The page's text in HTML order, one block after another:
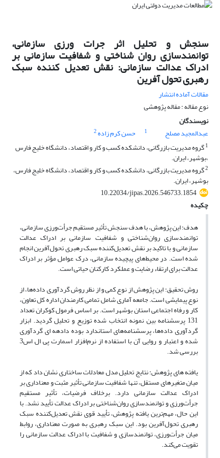
سنجش و تحلیل اثر جرات ورزی سازمانی،
توانمندسازی روان شناختی و شفافیت سازمانی بر
ادراک عدالت سازمانی: نقش تعدیل کننده سبک
رهبری تحول آفرین
مقالات آماده انتشار
نوع مقاله : مقاله پژوهشی
نویسندگان
عبدالمجید مصلح
1 حسن کرم زاده2
1گروه مدیریت بازرگانی، دانشکده کسب و کار و اقتصاد، دانشگاه خلیج فارس
،بوشهر، ایران.
2گروه مدیریت بازرگانی، دانشکده کسب و کار و اقتصاد، دانشگاه خلیج فارس،
بوشهر، ایران.
10.22034/jipas.2026.546733.1854
چکیده
هدف: این پژوهش، با هدف سنجش تأثیر مستقیم جرأت‌ورزی سازمانی،
توانمندسازی روان‌شناختی و شفافیت سازمانی بر ادراک عدالت
سازمانی و با تاکید بر نقش تعدیل‌کننده سبک رهبری تحول‌آفرین انجام
شده است. در محیط‌های پیچیده سازمانی، درک عوامل مؤثر بر ادراک
عدالت برای ارتقاء رضایت و عملکرد کارکنان حیاتی است.
روش تحقیق: این پژوهش از نوع کمی و از نظر روش گردآوری داده‌ها، از
نوع پیمایشی است. جامعه آماری شامل تمامی کارمندان اداره کل تعاون،
کار و رفاه اجتماعی استان بوشهر است. بر اساس فرمول کوکران تعداد
131 پرسشنامه بین نمونه انتخاب شده توزیع و تحلیل گردید. ابزار
گردآوری داده‌ها، پرسشنامه‌های استاندارد بوده دادهه ای گردآوری
شده و اعتبار و روایی آن با استفاده از نرم‌افزار اسمارت پی ال اس3
بررسی شد.
یافته های پژوهش: نتایج تحلیل مدل معادلات ساختاری نشان داد که از
میان متغیرهای مستقل، تنها شفافیت سازمانی تأثیر مثبت و معناداری بر
ادراک عدالت سازمانی دارد. برخلاف فرضیات، تأثیر مستقیم
جرأت‌ورزی و توانمندسازی روان‌شناختی بر ادراک عدالت تأیید نشد. با
این حال، مهم‌ترین یافته پژوهش، تأیید قوی نقش تعدیل‌کننده سبک
رهبری تحول‌آفرین بود. این سبک رهبری به صورت معناداری، روابط
میان جرأت‌ورزی، توانمندسازی و شفافیت با ادراک عدالت سازمانی را
تقویت می‌کند.